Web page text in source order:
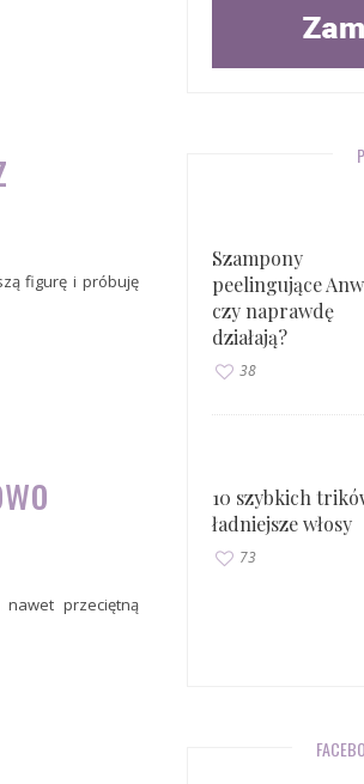
figurę i próbuję
przeciętną
Szampony
peelingujące
czy naprawdę
działają?
38
10 szybkich
ładniejsze włosy
73